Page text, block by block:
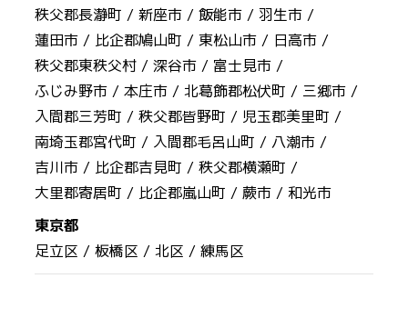
秩父郡長瀞町 /新座市 /飯能市 /羽生市 /
蓮田市 / 比企郡鳩山町 /東松山市 / 日高市 /
秩父郡東秩父村 /深谷市 / 富士見市 /
ふじみ野市 /本庄市 /北葛飾郡松伏町 / 三郷市 /
入間郡三芳町 /秩父郡皆野町 / 児玉郡美里町 /
南埼玉郡宮代町 / 入間郡毛呂山町 / 八潮市 /
吉川市 / 比企郡吉見町 /秩父郡横瀬町 /
大里郡寄居町 / 比企郡嵐山町 /蕨市 / 和光市
東京都
足立区 /板橋区 /北区 /練馬区